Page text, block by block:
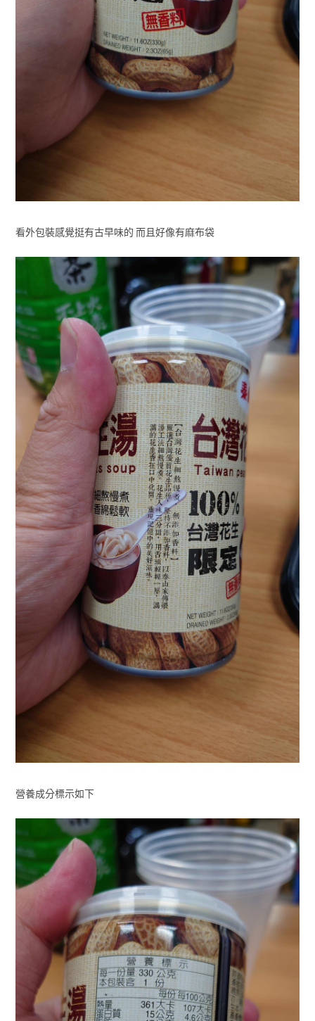
看外包裝感覺挺有古早味的 而且好像有麻布袋
營養成分標示如下